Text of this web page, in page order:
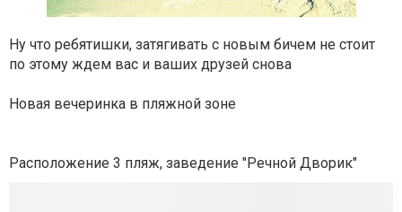
Ну что ребятишки, затягивать с новым бичем не стоит
по этому ждем вас и ваших друзей снова
Новая вечеринка в пляжной зоне
Расположение 3 пляж, заведение "Речной Дворик"